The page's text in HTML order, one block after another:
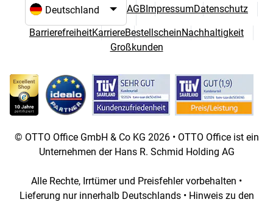
Sprach- und Landesauswahl
AGBImpressumDatenschutz
BarrierefreiheitKarriereBestellscheinNachhaltigkeit
Großkunden
© OTTO Office GmbH & Co KG 2026 • OTTO Office ist ein
Unternehmen der Hans R. Schmid Holding AG
Alle Rechte, Irrtümer und Preisfehler vorbehalten •
Lieferung nur innerhalb Deutschlands • Hinweis zu den